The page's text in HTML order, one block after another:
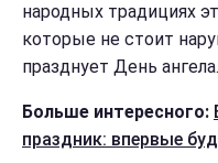
народных традициях
которые не стоит
празднует День ангела.
Больше интересного:
праздник: впервые